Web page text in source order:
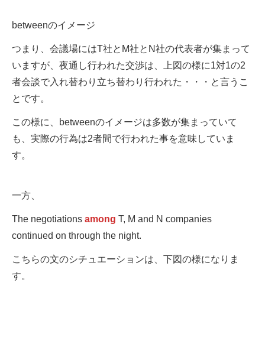
betweenのイメージ
つまり、会議場にはT社とM社とN社の代表者が集まって
いますが、夜通し行われた交渉は、上図の様に1対1の2
者会談で入れ替わり立ち替わり行われた・・・と言うこ
とです。
この様に、betweenのイメージは多数が集まっていて
も、実際の行為は2者間で行われた事を意味していま
す。
一方、
The negotiations among T, M and N companies
continued on through the night.
こちらの文のシチュエーションは、下図の様になりま
す。